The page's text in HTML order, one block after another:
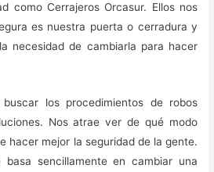
como Cerrajeros Orcasur. Ellos nos
es nuestra puerta o cerradura y
necesidad de cambiarla para hacer
los procedimientos de robos
Nos atrae ver de qué modo
hacer mejor la seguridad de la gente.
sencillamente en cambiar una